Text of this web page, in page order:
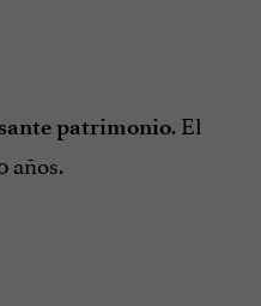
patrimonio. El
años.